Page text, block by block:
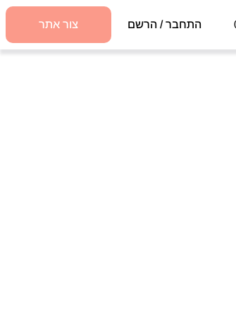
התחבר / הרשם צור אתר